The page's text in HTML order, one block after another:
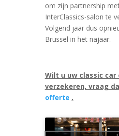
om zijn partnership
InterClassics-salon te
Volgend jaar dus
Brussel in het najaar.
Wilt u uw classic car
verzekeren, vraag
offerte .